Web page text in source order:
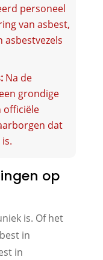
personeel
van asbest,
Na de
grondige
officiële
dat
op
is. Of het
in
in